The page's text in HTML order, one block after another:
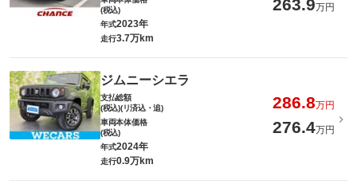
(税込)
263.9万円
年式2023年
走行3.7万km
ジムニーシエラ
支払総額
(税込)(リ済込・追)
286.8万円
車両本体価格
(税込)
276.4万円
年式2024年
走行0.9万km